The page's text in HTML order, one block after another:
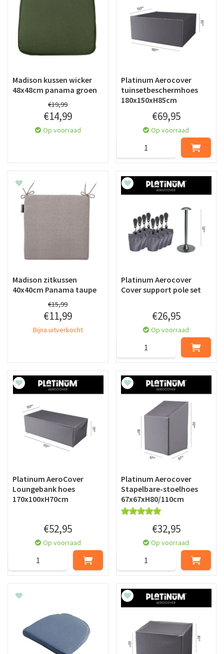
Madison kussen wicker
48x48cm panama groen
€19,99
€14,99
Op voorraad
Platinum Aerocover
tuinsetbeschermhoes
180x150xH85cm
€69,95
Op voorraad
Madison zitkussen
40x40cm Panama taupe
€15,99
€11,99
Bijna uitverkocht
Platinum Aerocover
Cover support pole set
€26,95
Op voorraad
Platinum AeroCover
Loungebank hoes
170x100xH70cm
€52,95
Op voorraad
Platinum Aerocover
Stapelbare-stoelhoes
67x67xH80/110cm
€32,95
Op voorraad